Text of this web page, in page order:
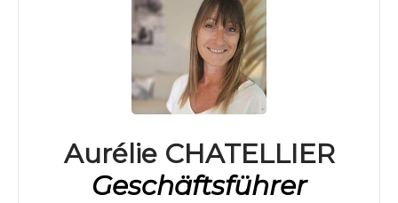
Aurélie CHATELLIER
Geschäftsführer